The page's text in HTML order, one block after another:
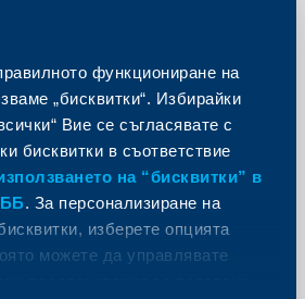
функциониране на
„бисквитки“. Избирайки
Вие се съгласявате с
бисквитки в съответствие
на “бисквитки” в
. За персонализиране на
изберете опцията
можете да управлявате
на транспортния
става финансирането
генерират по-малък
транспорт